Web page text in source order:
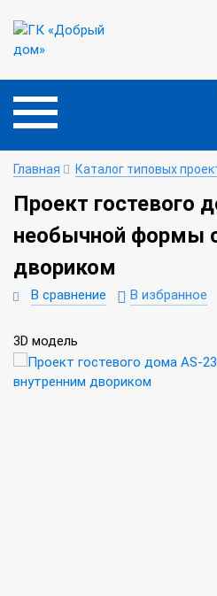
Главная Каталог типовых
Проект гостевого
необычной формы
двориком
В сравнение В избранное
3D модель